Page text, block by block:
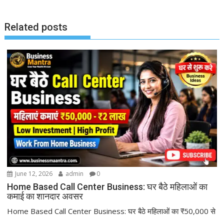
Related posts
June 12, 2026 admin 0
Home Based Call Center Business: घर बैठे महिलाओं का
कमाई का शानदार अवसर
Home Based Call Center Business: घर बैठे महिलाओं का ₹50,000 से